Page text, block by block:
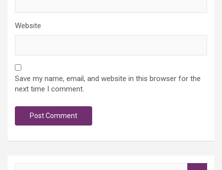
Website
Save my name, email, and website in this browser for the
next time I comment.